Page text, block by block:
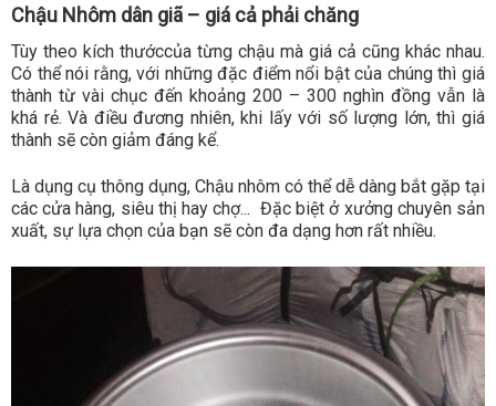
Chậu Nhôm dân giã – giá cả phải chăng
Tùy theo kích thướccủa từng chậu mà giá cả cũng khác nhau.
Có thể nói rằng, với những đặc điểm nổi bật của chúng thì giá
thành từ vài chục đến khoảng 200 – 300 nghìn đồng vẫn là
khá rẻ. Và điều đương nhiên, khi lấy với số lượng lớn, thì giá
thành sẽ còn giảm đáng kể.
Là dụng cụ thông dụng, Chậu nhôm có thể dễ dàng bắt gặp tại
các cửa hàng, siêu thị hay chợ... Đặc biệt ở xưởng chuyên sản
xuất, sự lựa chọn của bạn sẽ còn đa dạng hơn rất nhiều.